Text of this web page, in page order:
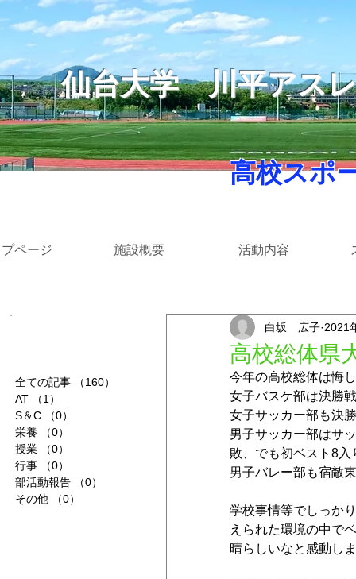
仙台大学川平アス
高校スポ
ページ 施設概要 活動内容
全ての記事 （160）
AT
（1）
S＆C
（0）
栄養
（0）
授業
（0）
行事
（0）
部活動報告
（0）
その他
（0）
高校総体県
白坂 広子 2021
今年の高校総体は悔
女子バスケ部は決勝
女子サッカー部も決
男子サッカー部はサ
敗、でも初ベスト8入
男子バレー部も宿敵
学校事情等でしっか
えられた環境の中で
晴らしいなと感動し